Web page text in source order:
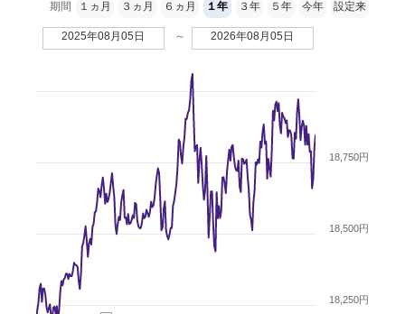
18,500円
18,250円
18,750円
期間 １ヵ月 ３ヵ月 ６ヵ月 １年 ３年 ５年 今年 設定来
2025年08月05日 ～ 2026年08月05日